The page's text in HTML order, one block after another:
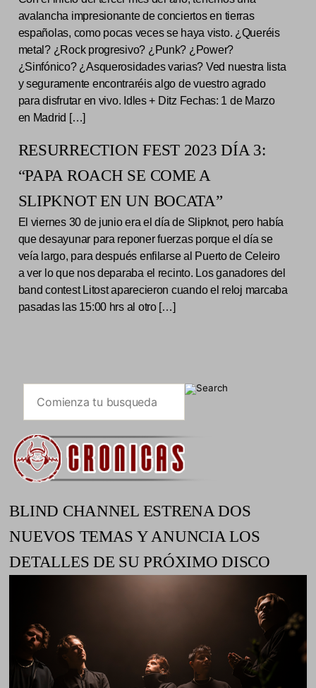
avalancha impresionante de conciertos en tierras
españolas, como pocas veces se haya visto. ¿Queréis
metal? ¿Rock progresivo? ¿Punk? ¿Power?
¿Sinfónico? ¿Asquerosidades varias? Ved nuestra lista
y seguramente encontraréis algo de vuestro agrado
para disfrutar en vivo. Idles + Ditz Fechas: 1 de Marzo
en Madrid […]
RESURRECTION FEST 2023 DÍA 3:
“PAPA ROACH SE COME A
SLIPKNOT EN UN BOCATA”
El viernes 30 de junio era el día de Slipknot, pero había
que desayunar para reponer fuerzas porque el día se
veía largo, para después enfilarse al Puerto de Celeiro
a ver lo que nos deparaba el recinto. Los ganadores del
band contest Litost aparecieron cuando el reloj marcaba
pasadas las 15:00 hrs al otro […]
BLIND CHANNEL ESTRENA DOS
NUEVOS TEMAS Y ANUNCIA LOS
DETALLES DE SU PRÓXIMO DISCO